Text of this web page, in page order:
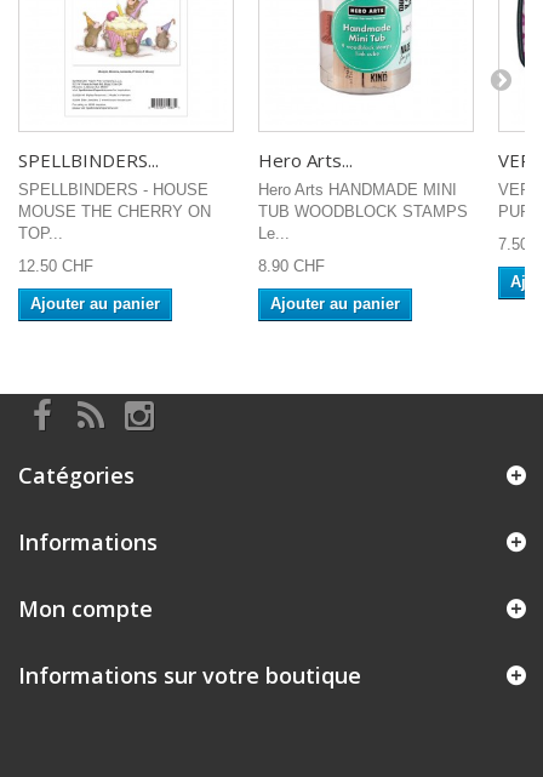
SPELLBINDERS...
SPELLBINDERS - HOUSE
MOUSE THE CHERRY ON
TOP...
12.50 CHF
Ajouter au panier
Hero Arts...
Hero Arts HANDMADE MINI
TUB WOODBLOCK STAMPS
Le...
8.90 CHF
Ajouter au panier
7.50
Catégories
Informations
Mon compte
Informations sur votre boutique